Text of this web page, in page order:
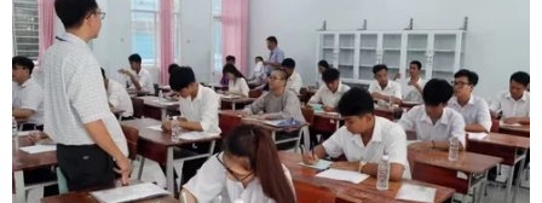
thống thẻ điện tử của Huế
04/04/2019 04:31
Việc thí điểm thẻ điện tử và tích hợp thanh toán dịch vụ
trên hệ thống thẻ điện tử do VietinBank và tỉnh Thừa
Thiên Huế triển khai là mô hình đầu tiên trên toàn quốc.